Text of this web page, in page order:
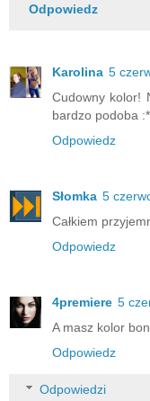
Odpowiedz
Karolina 5
Cudowny kolor!
bardzo podoba :*
Odpowiedz
Słomka 5
Całkiem
Odpowiedz
4premiere 5
A masz kolor
Odpowiedz
Odpowiedzi